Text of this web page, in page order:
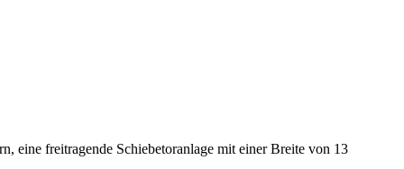
eine freitragende Schiebetoranlage mit einer Breite von 13